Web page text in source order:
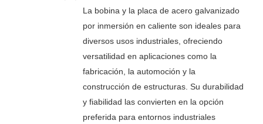
La bobina y la placa de acero galvanizado
por inmersión en caliente son ideales para
diversos usos industriales, ofreciendo
versatilidad en aplicaciones como la
fabricación, la automoción y la
construcción de estructuras. Su durabilidad
y fiabilidad las convierten en la opción
preferida para entornos industriales